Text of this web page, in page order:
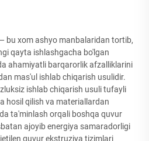
bu xom ashyo manbalaridan tortib,
qayta ishlashgacha bo'lgan
ahamiyatli barqarorlik afzalliklarini
mas'ul ishlab chiqarish usulidir.
ishlab chiqarish usuli tufayli
hosil qilish va materiallardan
ta'minlash orqali boshqa quvur
ajoyib energiya samaradorligi
quvur ekstruziya tizimlari